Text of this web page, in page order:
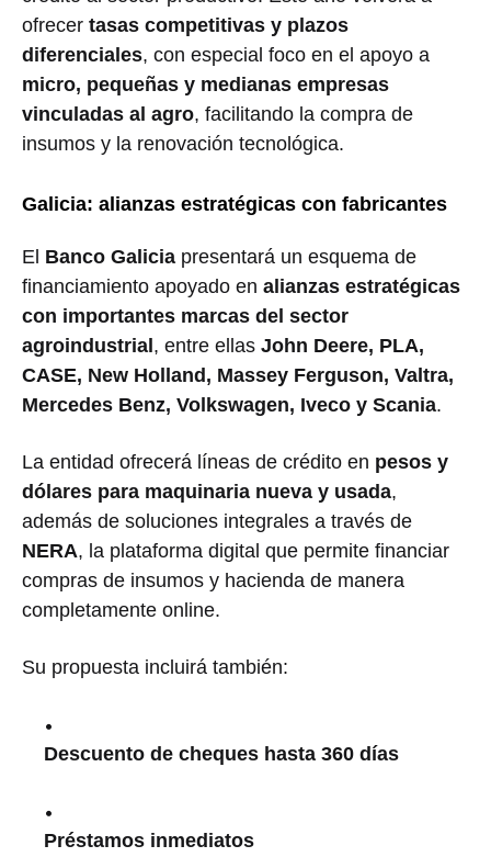
ofrecer tasas competitivas y plazos
diferenciales, con especial foco en el apoyo a
micro, pequeñas y medianas empresas
vinculadas al agro, facilitando la compra de
insumos y la renovación tecnológica.
Galicia: alianzas estratégicas con fabricantes
El Banco Galicia presentará un esquema de
financiamiento apoyado en alianzas estratégicas
con importantes marcas del sector
agroindustrial, entre ellas John Deere, PLA,
CASE, New Holland, Massey Ferguson, Valtra,
Mercedes Benz, Volkswagen, Iveco y Scania.
La entidad ofrecerá líneas de crédito en pesos y
dólares para maquinaria nueva y usada,
además de soluciones integrales a través de
NERA, la plataforma digital que permite financiar
compras de insumos y hacienda de manera
completamente online.
Su propuesta incluirá también:
Descuento de cheques hasta 360 días
Préstamos inmediatos